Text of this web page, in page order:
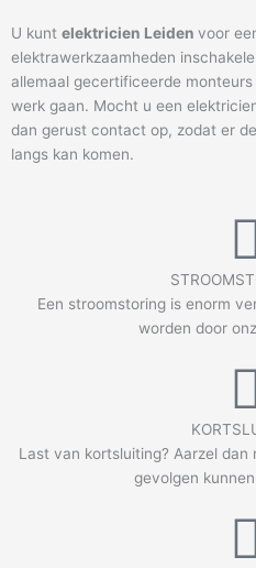
U kunt elektricien Leiden voor
elektrawerkzaamheden
allemaal gecertificeerde
werk gaan. Mocht u een
dan gerust contact op, zodat er
langs kan komen.
Een stroomstoring is enorm
worden door
Last van kortsluiting? Aarzel
gevolgen